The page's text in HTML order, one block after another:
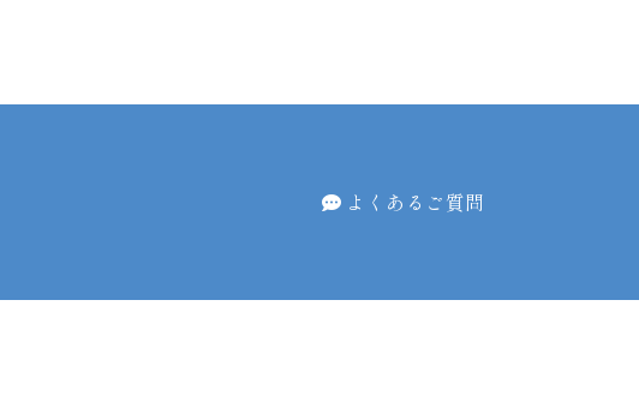
よくあるご質問